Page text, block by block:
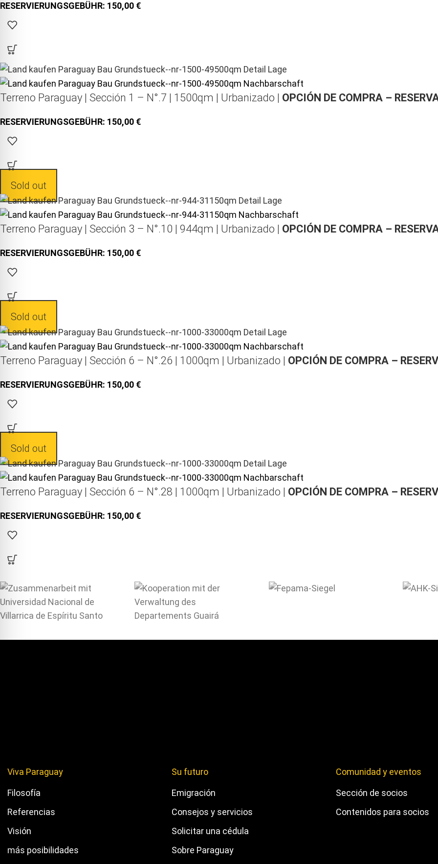
150,00
Terreno Paraguay | Sección 1 – N°.7 | 1500qm | Urbanizado | OPCIÓN DE COMPRA –
150,00
Sold out
Terreno Paraguay | Sección 3 – N°.10 | 944qm | Urbanizado | OPCIÓN DE COMPRA –
150,00
Sold out
Terreno Paraguay | Sección 6 – N°.26 | 1000qm | Urbanizado | OPCIÓN DE COMPRA –
150,00
Sold out
Terreno Paraguay | Sección 6 – N°.28 | 1000qm | Urbanizado | OPCIÓN DE COMPRA –
150,00
Viva Paraguay
Filosofía
Referencias
Visión
más posibilidades
Su futuro
Emigración
Consejos y servicios
Solicitar una cédula
Sobre Paraguay
Comunidad y eventos
Sección de socios
Contenidos para socios